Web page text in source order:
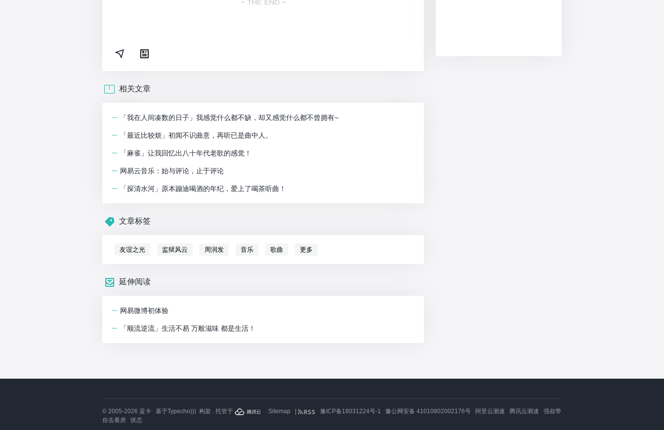
相关文章
「我在人间凑数的日子」我感觉什么都不缺，却又感觉什么都不曾拥有~
「最近比较烦」初闻不识曲意，再听已是曲中人。
「麻雀」让我回忆出八十年代老歌的感觉！
网易云音乐：始与评论，止于评论
「探清水河」原本蹦迪喝酒的年纪，爱上了喝茶听曲！
文章标签
友谊之光 监狱风云 周润发 音乐 歌曲 更多
延伸阅读
网易微博初体验
「顺流逆流」生活不易 万般滋味 都是生活！
© 2005-2026 蓝卡 基于Typecho))) 构架 . 托管于 . Sitemap 豫ICP备18031224号-1 豫公网安备 41010802002176号 阿里云测速 腾讯云测速
强叔带
你去看房
状态